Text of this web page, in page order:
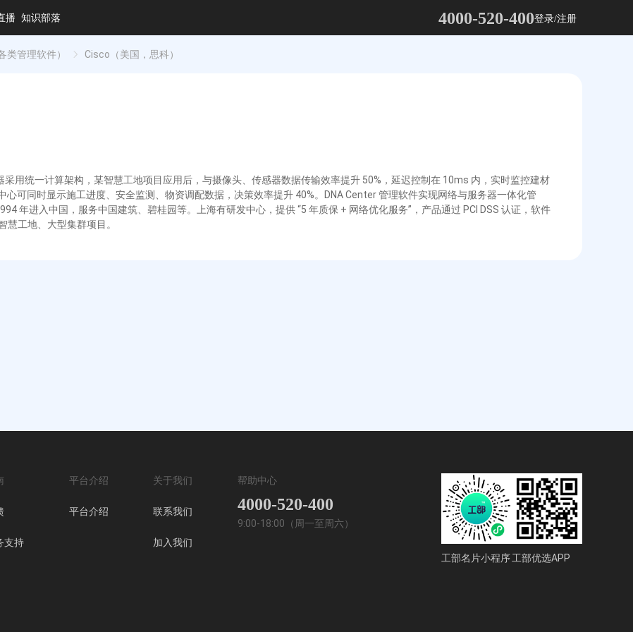
播 知识部落 4000-520-400登录/注册
管理软件） Cisco（美国，思科）
采用统一计算架构，某智慧工地项目应用后，与摄像头、传感器数据传输效率提升 50%，延迟控制在 10ms 内，实时监控建材
可同时显示施工进度、安全监测、物资调配数据，决策效率提升 40%。DNA Center 管理软件实现网络与服务器一体化管
年进入中国，服务中国建筑、碧桂园等。上海有研发中心，提供 “5 年质保 + 网络优化服务”，产品通过 PCI DSS 认证，软件
慧工地、大型集群项目。
支持
平台介绍
平台介绍
关于我们
联系我们
加入我们
帮助中心
4000-520-400
9:00-18:00（周一至周六）
工部名片小程序工部优选APP